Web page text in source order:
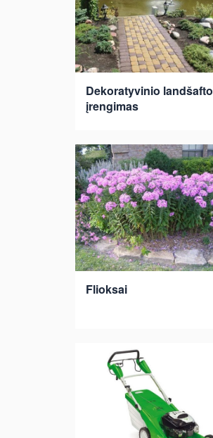
Dekoratyvinio landšafto
įrengimas
Flioksai